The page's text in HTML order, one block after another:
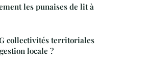
les punaises de lit à
collectivités territoriales
locale ?